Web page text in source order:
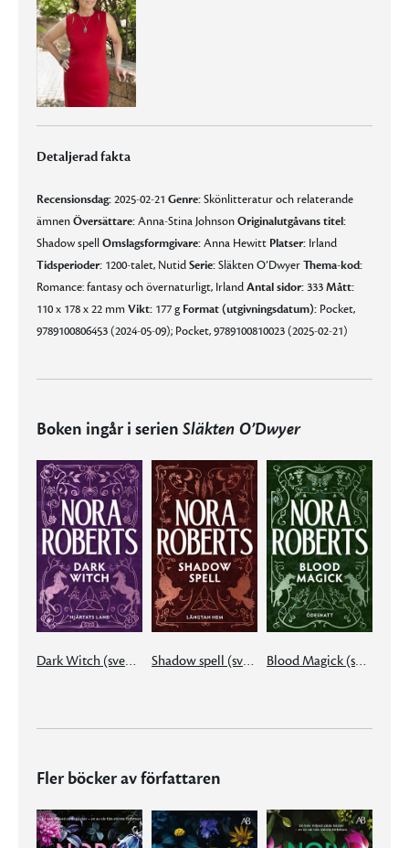
Detaljerad fakta
Recensionsdag:2025-02-21 Genre:Skönlitteratur och relaterande
ämnenÖversättare:Anna-Stina JohnsonOriginalutgåvans titel:
Shadow spell Omslagsformgivare:Anna Hewitt Platser: Irland
Tidsperioder: 1200-talet, NutidSerie:Släkten O’DwyerThema-kod:
Romance: fantasy och övernaturligt, IrlandAntal sidor:333Mått:
110 x 178 x 22 mmVikt: 177 g Format (utgivningsdatum): Pocket,
9789100806453 (2024-05-09); Pocket, 9789100810023 (2025-02-21)
Boken ingår i serien Släkten O’Dwyer
Dark Witch (svensk utgåva) Shadow spell (svensk utgåva) Blood Magick (svensk utgåva)
Fler böcker av författaren